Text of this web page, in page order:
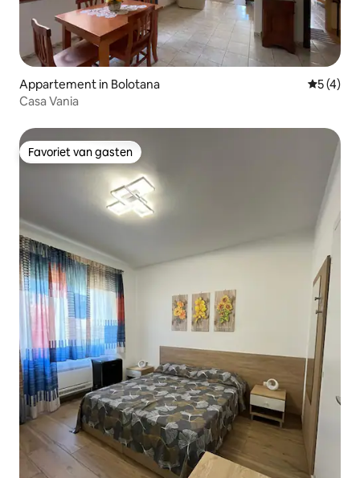
Appartement in Bolotana
5 (4)
Casa Vania
Favoriet van gasten
Favoriet van gasten